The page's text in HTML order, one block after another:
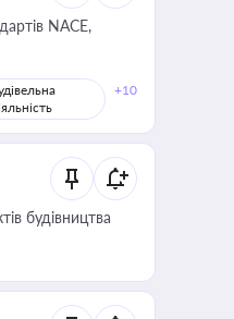
NACE,
+10
будівництва